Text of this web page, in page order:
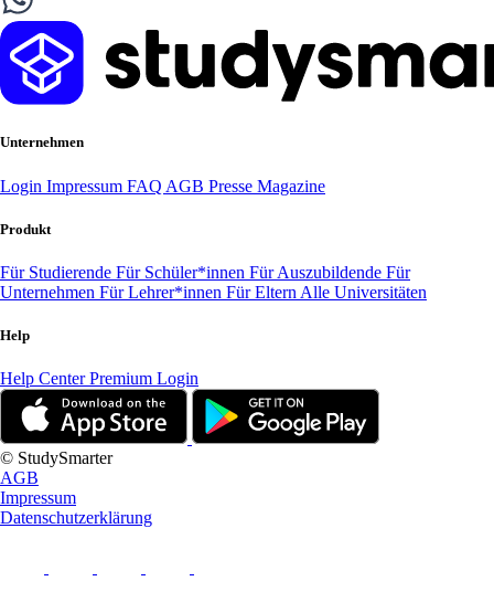
Unternehmen
Login Impressum FAQ AGB Presse Magazine
Produkt
Für Studierende Für Schüler*innen Für Auszubildende Für
Unternehmen Für Lehrer*innen Für Eltern Alle Universitäten
Help
Help CenterPremium Login
© StudySmarter
AGB
Impressum
Datenschutzerklärung